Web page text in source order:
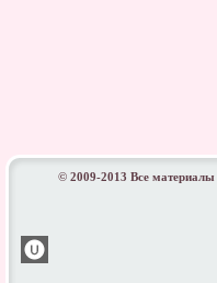
© 2009-2013 Все материалы